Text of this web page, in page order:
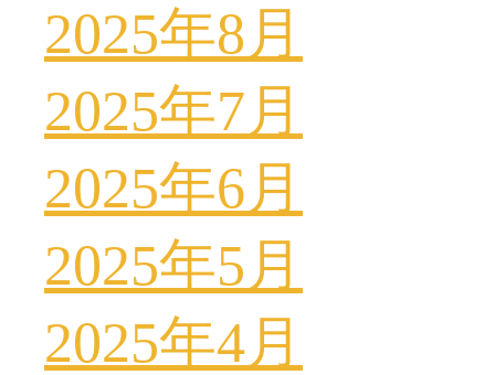
2025年8月
2025年7月
2025年6月
2025年5月
2025年4月